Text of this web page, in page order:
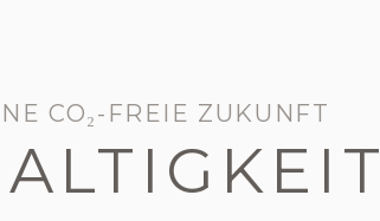
CO₂-FREIE ZUKUNFT